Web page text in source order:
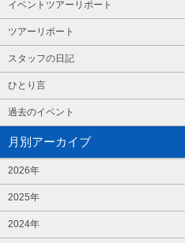
イベントツアーリポート
ツアーリポート
スタッフの日記
ひとり言
過去のイベント
月別アーカイブ
2026年
2025年
2024年